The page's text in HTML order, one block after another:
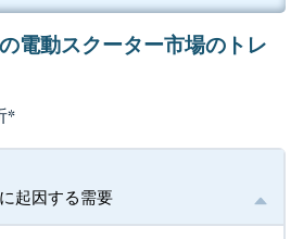
電動スクーター市場のトレ
*
起因する需要